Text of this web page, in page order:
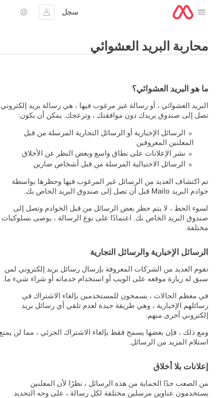
افتح القائمة
سجل
تسجيل الدخول
اختيار
محاربة البريد العشوائي
ما هو البريد العشوائي؟
البريد العشوائي ، أو رسالة غير مرغوب فيها ، هي رسالة بريد إلكتروني
تصل إلى صندوق بريدك دون موافقتك ، وتزعجك. يمكن أن يكون:
الرسائل الإخبارية أو الرسائل التجارية المرسلة من قبل
المعلنين المعروفين
نشر الإعلانات على نطاق واسع وبغض النظر عن الأخلاق
الرسائل الاحتيالية المرسلة من قبل أشخاص ضارين
تم اكتشاف العديد من الرسائل غير المرغوب فيها وحظرها بواسطة
خوادم البريد Mailo قبل أن تصل إلى صندوق البريد الخاص بك.
لسوء الحظ ، لا يتم حظر بعض الرسائل من قبل الخوادم وتصل إلى
صندوق البريد الخاص بك. اعتمادًا على نوع الرسالة ، يوصى بسلوكيات
مختلفة.
الرسائل الإخبارية والرسائل التجارية
تقوم العديد من الشركات المعروفة بإرسال رسائل بريد إلكتروني لمن
سبق له زيارة موقعه على الويب أو استخدام خدماته أو شراء شيء ما.
في معظم الحالات ، يسمحون للمستخدمين بإلغاء الاشتراك في
رسائلهم الإخبارية ، وهي طريقة جيدة لعدم تلقي أي رسائل بريد
إلكتروني أخرى منهم.
ومع ذلك ، فإن بعضها يسمح فقط بإلغاء الاشتراك الجزئي ، مما لن
استلام المزيد من الرسائل.
إعلانات بلا أخلاق
من الصعب جدًا الحماية من هذه الرسائل ، نظرًا لأن المعلنين
يستخدمون عناوين مرسلين مختلفة لكل رسالة ، على وجه التحديد